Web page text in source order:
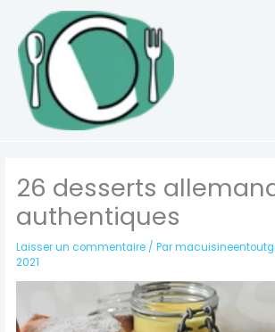
contenu
26 desserts
authentiques
Laisser un commentaire / Par
2021